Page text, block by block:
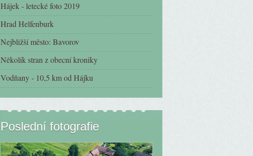
Hájek - letecké foto 2019
Hrad Helfenburk
Nejbližší město: Bavorov
Několik stran z obecní kroniky
Vodňany - 10,5 km od Hájku
Poslední fotografie